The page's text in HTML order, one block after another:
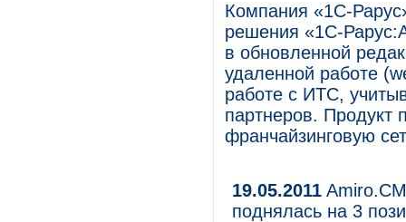
Компания «1С-
решения «1С-
в обновленной
удаленной работе
работе с ИТС,
партнеров. Продукт
франчайзинговую
19.05.2011
поднялась на 3